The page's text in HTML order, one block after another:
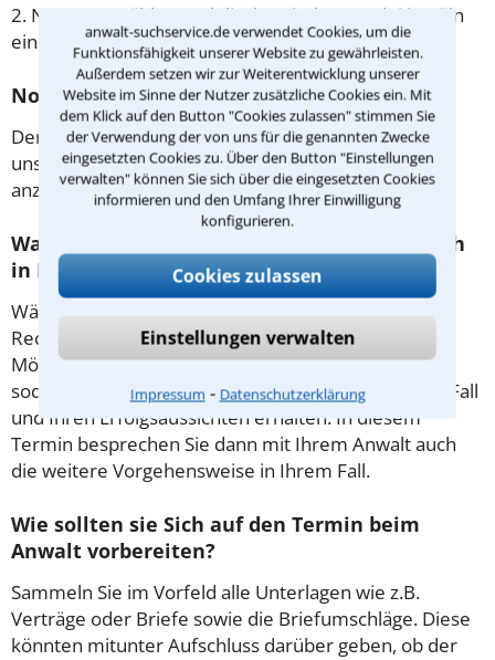
anwalt-suchservice.de verwendet Cookies, um die
Funktionsfähigkeit unserer Website zu gewährleisten.
Außerdem setzen wir zur Weiterentwicklung unserer
Website im Sinne der Nutzer zusätzliche Cookies ein. Mit
dem Klick auf den Button "Cookies zulassen" stimmen Sie
der Verwendung der von uns für die genannten Zwecke
eingesetzten Cookies zu. Über den Button "Einstellungen
verwalten" können Sie sich über die eingesetzten Cookies
informieren und den Umfang Ihrer Einwilligung
konfigurieren.
Cookies zulassen
Einstellungen verwalten
Impressum ⁃ Datenschutzerklärung
2. Nummer wählen und direkt mit der Kanzlei in Köln
einen Beratungstermin vereinbaren
Noch besser: Lassen Sie sich zurückrufen
Der einfachste Weg zum Anwalt in Köln ist es, über
unser Kontaktformular einen Rückruf der Kanzlei
anzufordern - probieren Sie es gleich aus.
Was passiert beim anwaltlichen Erstgespräch
in Köln?
Während des ersten Gesprächs mit Ihrem
Rechtsanwalt für Werkvertrag in Köln haben Sie die
Möglichkeit, in Ruhe den Sachverhalt zu schildern,
sodass Sie eine qualifizierte Einschätzung zu Ihrem Fall
und Ihren Erfolgsaussichten erhalten. In diesem
Termin besprechen Sie dann mit Ihrem Anwalt auch
die weitere Vorgehensweise in Ihrem Fall.
Wie sollten sie Sich auf den Termin beim
Anwalt vorbereiten?
Sammeln Sie im Vorfeld alle Unterlagen wie z.B.
Verträge oder Briefe sowie die Briefumschläge. Diese
könnten mitunter Aufschluss darüber geben, ob der